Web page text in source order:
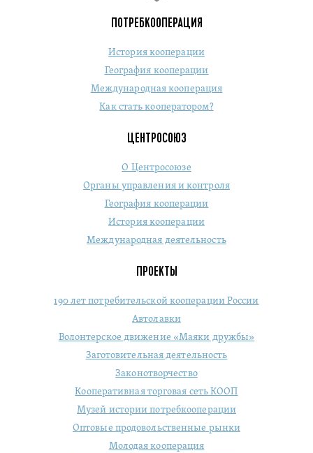
ПОТРЕБКООПЕРАЦИЯ
История кооперации
География кооперации
Международная кооперация
Как стать кооператором?
ЦЕНТРОСОЮЗ
О Центросоюзе
Органы управления и контроля
География кооперации
История кооперации
Международная деятельность
ПРОЕКТЫ
190 лет потребительской кооперации России
Автолавки
Волонтерское движение «Маяки дружбы»
Заготовительная деятельность
Законотворчество
Кооперативная торговая сеть КООП
Музей истории потребкооперации
Оптовые продовольственные рынки
Молодая кооперация